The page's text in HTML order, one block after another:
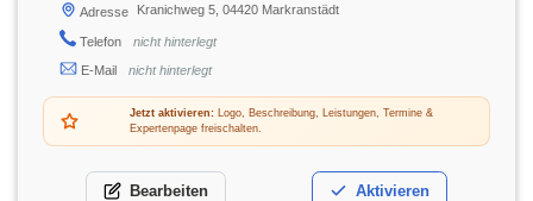
Adresse Kranichweg 5, 04420 Markranstädt
Telefon
nicht hinterlegt
E-Mail
nicht hinterlegt
Jetzt aktivieren:Logo, Beschreibung, Leistungen, Termine &
Expertenpage freischalten.
Bearbeiten Aktivieren